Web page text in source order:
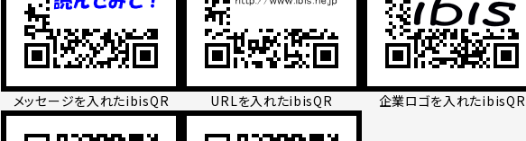
メッセージを入れたibisQR URLを入れたibisQR 企業ロゴを入れたibisQR